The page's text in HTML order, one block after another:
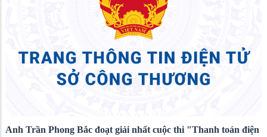
Anh Trần Phong Bắc đoạt giải nhất cuộc thi "Thanh toán điện